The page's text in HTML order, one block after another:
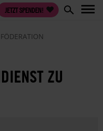
JETZT SPENDEN!
ZU